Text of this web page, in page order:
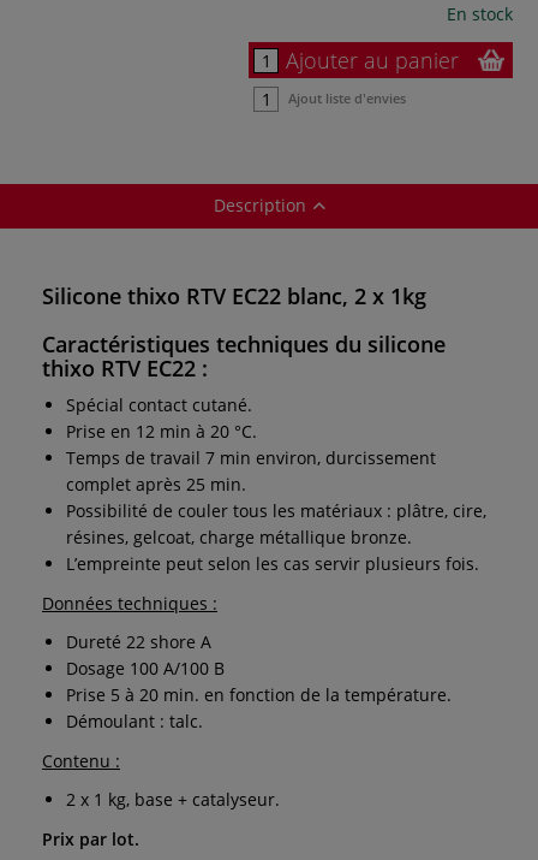
En stock
Ajouter au panier
Ajout liste d'envies
Description
Silicone thixo RTV EC22 blanc, 2 x 1kg
Caractéristiques techniques du silicone
thixo RTV EC22 :
Spécial contact cutané.
Prise en 12 min à 20 °C.
Temps de travail 7 min environ, durcissement
complet après 25 min.
Possibilité de couler tous les matériaux : plâtre, cire,
résines, gelcoat, charge métallique bronze.
L’empreinte peut selon les cas servir plusieurs fois.
Données techniques :
Dureté 22 shore A
Dosage 100 A/100 B
Prise 5 à 20 min. en fonction de la température.
Démoulant : talc.
Contenu :
2 x 1 kg, base + catalyseur.
Prix par lot.